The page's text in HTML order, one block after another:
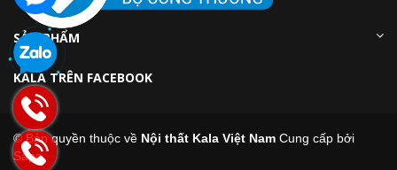
SẢN PHẨM
KALA TRÊN FACEBOOK
© Bản quyền thuộc về Nội thất Kala Việt Nam Cung cấp bởi
Sapo